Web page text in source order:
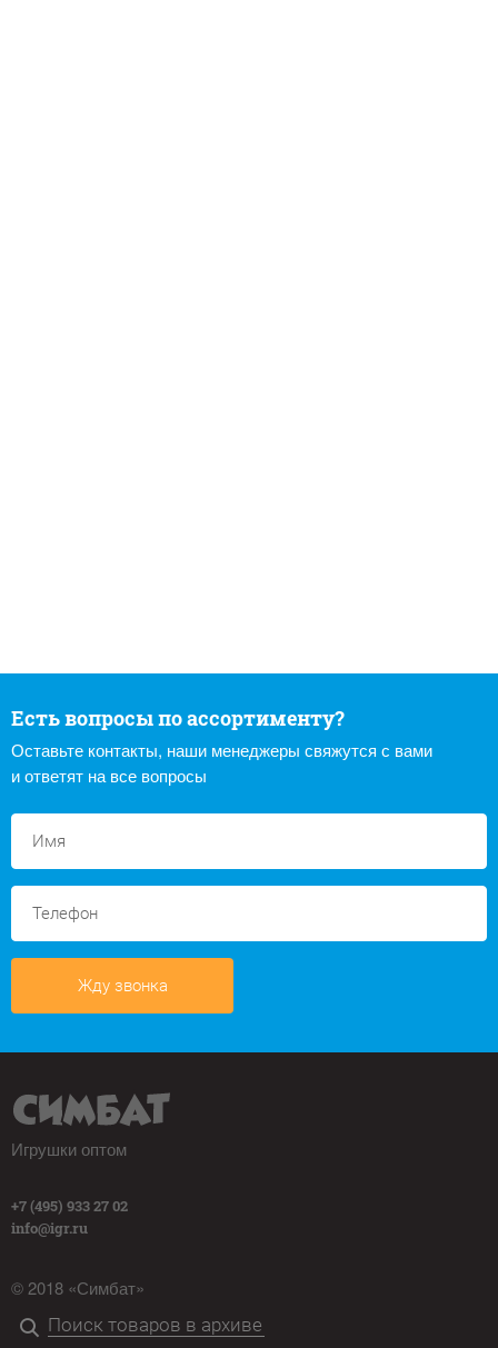
Есть вопросы по ассортименту?
Оставьте контакты, наши менеджеры свяжутся с вами
и ответят на все вопросы
Жду звонка
Игрушки оптом
+7 (495) 933 27 02
info@igr.ru
© 2018 «Симбат»